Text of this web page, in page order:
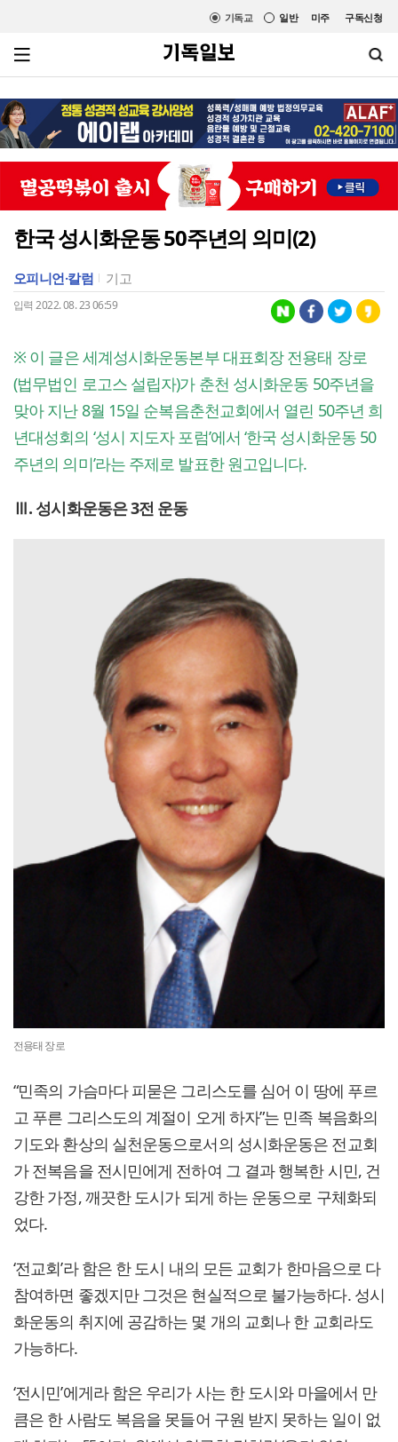
미주 구독신청
일반
기독교
한국 성시화운동 50주년의 의미(2)
오피니언·칼럼 기고
입력 2022. 08. 23 06:59
※ 이 글은 세계성시화운동본부 대표회장 전용태 장로
(법무법인 로고스 설립자)가 춘천 성시화운동 50주년을
맞아 지난 8월 15일 순복음춘천교회에서 열린 50주년 희
년대성회의 ‘성시 지도자 포럼’에서 ‘한국 성시화운동 50
주년의 의미’라는 주제로 발표한 원고입니다.
Ⅲ. 성시화운동은 3전 운동
전용태 장로
“민족의 가슴마다 피묻은 그리스도를 심어 이 땅에 푸르
고 푸른 그리스도의 계절이 오게 하자”는 민족 복음화의
기도와 환상의 실천운동으로서의 성시화운동은 전교회
가 전복음을 전시민에게 전하여 그 결과 행복한 시민, 건
강한 가정, 깨끗한 도시가 되게 하는 운동으로 구체화되
었다.
‘전교회’라 함은 한 도시 내의 모든 교회가 한마음으로 다
참여하면 좋겠지만 그것은 현실적으로 불가능하다. 성시
화운동의 취지에 공감하는 몇 개의 교회나 한 교회라도
가능하다.
‘전시민’에게라 함은 우리가 사는 한 도시와 마을에서 만
큼은 한 사람도 복음을 못들어 구원 받지 못하는 일이 없